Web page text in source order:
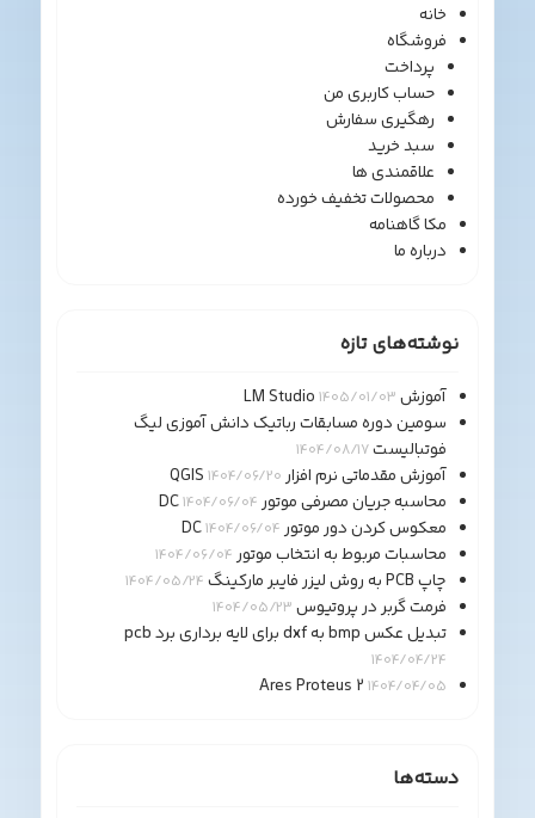
خانه
فروشگاه
پرداخت
حساب کاربری من
رهگیری سفارش
سبد خرید
علاقمندی ها
محصولات تخفیف خورده
مکا گاهنامه
درباره ما
نوشته‌های تازه
آموزش LM Studio 1405/01/03
سومین دوره مسابقات رباتیک دانش آموزی لیگ
فوتبالیست1404/08/17
آموزش مقدماتی نرم افزار QGIS1404/06/20
محاسبه جریان مصرفی موتور DC1404/06/04
معکوس کردن دور موتور DC1404/06/04
محاسبات مربوط به انتخاب موتور 1404/06/04
چاپ PCB به روش لیزر فایبر مارکینگ 1404/05/24
فرمت گربر در پروتیوس 1404/05/23
تبدیل عکس bmp به dxf برای لایه برداری برد pcb
1404/04/24
Ares Proteus 2 1404/04/05
دسته‌ها